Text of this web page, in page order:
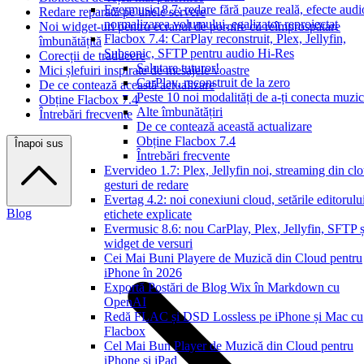
Evermusic 8.7: redare fără pauze reală, efecte
normalizarea volumului, egalizator reproiectat
Flacbox 7.4: CarPlay reconstruit, Plex, Jellyfin,
Subsonic, SFTP pentru audio Hi-Res
Salutare tuturor!
CarPlay, reconstruit de la zero
Peste 10 noi modalități de a-ți conecta
Alte îmbunătățiri
De ce contează această actualizare
Obține Flacbox 7.4
Întrebări frecvente
Evervideo 1.7: Plex, Jellyfin noi, streaming din
gesturi de redare
Evertag 4.2: noi conexiuni cloud, setările
etichete explicate
Evermusic 8.6: nou CarPlay, Plex, Jellyfin, SFTP
widget de versuri
Cei Mai Buni Playere de Muzică din Cloud pentru
iPhone în 2026
Exportă Postări de Blog Wix în Markdown cu
OpenAI
Redă FLAC și DSD Lossless pe iPhone și Mac cu
Flacbox
Cel Mai Bun Player de Muzică din Cloud pentru
iPhone și iPad
Redare reparată pe unele servere
Noi widget-uri pentru ecranul de pornire cu reîmprospătare
îmbunătățită
Corecții de traducere
Mici șlefuiri inspirate de mesajele voastre
De ce contează această actualizare
Obține Flacbox 7.4
Întrebări frecvente
Înapoi sus
Blog